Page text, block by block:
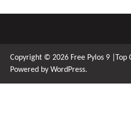
Copyright © 2026 Free Pylos 9 |Top
Powered by WordPress.